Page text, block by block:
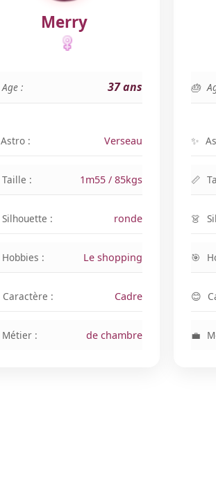
Merry
Age : 37 ans
Astro : Verseau
Taille : 1m55 / 85kgs
Silhouette : ronde
Hobbies : Le shopping
Caractère : Cadre
Métier : de chambre